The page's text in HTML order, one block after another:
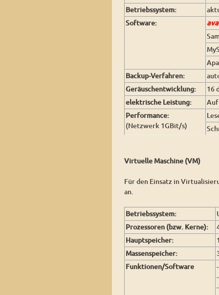
Betriebssystem:
Software:
Backup-Verfahren:
Geräuschentwicklung:
16
elektrische Leistung:
Performance:
(Netzwerk 1GBit/s)
Virtuelle Maschine (VM)
Für den Einsatz in
an.
Betriebssystem:
Prozessoren (bzw. Kerne):
Hauptspeicher:
Massenspeicher:
Funktionen/Software